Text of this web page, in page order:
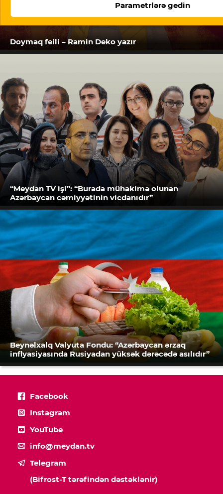
Parametrlərə gedin
Doymaq feili – Ramin Deko yazır
“Meydan TV işi”: “Burada mühakimə olunan
Azərbaycan cəmiyyətinin vicdanıdır”
Beynəlxalq Valyuta Fondu: “Azərbaycan ərzaq
inflyasiyasında Rusiyadan yüksək dərəcədə asılıdır”
Facebook
Instagram
YouTube
info@meydan.tv
Telegram
(Bifrost-T tərəfindən dəstəklənir)